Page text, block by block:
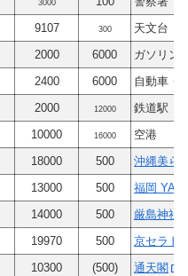
3000
9107 300
天文台
2000 6000
ガソリン
2400 6000
自動車・
2000 12000
鉄道駅
10000 16000
空港
18000 500
沖縄美ら
13000 500
福岡
14000 500
厳島神社
19970 500
京セラド
10300 (500)
通天閣